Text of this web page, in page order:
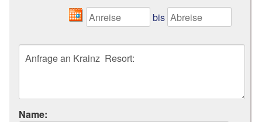
bis
Name: